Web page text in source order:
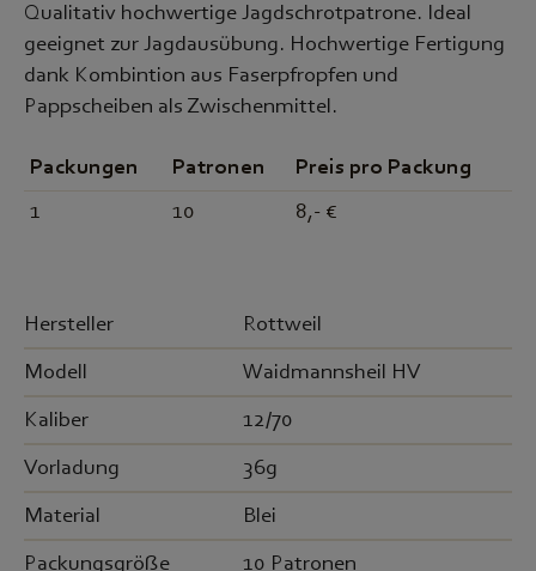
Qualitativ hochwertige Jagdschrotpatrone. Ideal
geeignet zur Jagdausübung. Hochwertige Fertigung
dank Kombintion aus Faserpfropfen und
Pappscheiben als Zwischenmittel.
Packungen Patronen
Preis pro Packung
1
10 8,- €
Hersteller Rottweil
Modell Waidmannsheil HV
Kaliber 12/70
Vorladung 36g
Material Blei
Packungsgröße 10 Patronen